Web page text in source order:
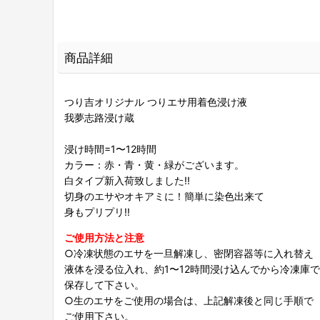
商品詳細
つり吉オリジナル つりエサ用着色浸け液
我夢志路浸け蔵
浸け時間=1〜12時間
カラー：赤・青・黄・緑がございます。
白タイプ新入荷致しました!!
切身のエサやオキアミに！簡単に染色出来て
身もプリプリ!!
ご使用方法と注意
○冷凍状態のエサを一旦解凍し、密閉容器等に入れ替え
液体を浸る位入れ、約1〜12時間浸け込んでから冷凍庫で
保存して下さい。
○生のエサをご使用の場合は、上記解凍後と同じ手順で
ご使用下さい。